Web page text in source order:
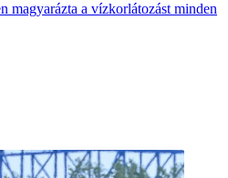
magyarázta a vízkorlátozást minden